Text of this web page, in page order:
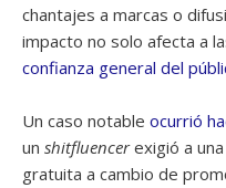
chantajes a marcas o
impacto no solo afecta a
confianza general del
Un caso notable ocurrió
un shitfluencerexigió a
gratuita a cambio de